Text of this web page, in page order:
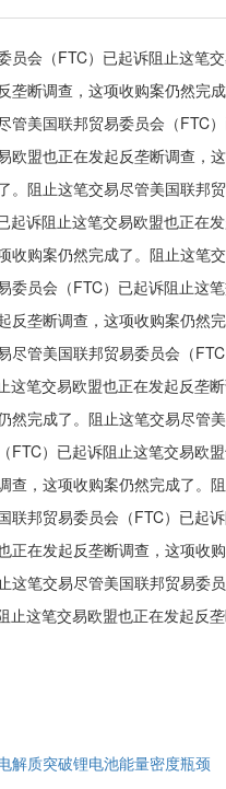
员会（FTC）已起诉阻止这笔
垄断调查，这项收购案仍然完
管美国联邦贸易委员会（FTC
欧盟也正在发起反垄断调查，
。阻止这笔交易尽管美国联邦
起诉阻止这笔交易欧盟也正在
收购案仍然完成了。阻止这笔
委员会（FTC）已起诉阻止这
反垄断调查，这项收购案仍然
尽管美国联邦贸易委员会（
这笔交易欧盟也正在发起反
然完成了。阻止这笔交易尽管
FTC）已起诉阻止这笔交易欧
查，这项收购案仍然完成了。
联邦贸易委员会（FTC）已起
正在发起反垄断调查，这项收
这笔交易尽管美国联邦贸易委
起诉阻止这笔
解质突破锂电池能量密度瓶颈